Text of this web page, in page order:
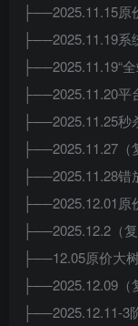
├──2025.11.15原
├──2025.11.19系
├──2025.11.19“
├──2025.11.20平
├──2025.11.25秒
├──2025.11.27（
├──2025.11.28错
├──2025.12.01原
├──2025.12.2（
├──12.05原价大
├──2025.12.09（
├──2025.12.11-3